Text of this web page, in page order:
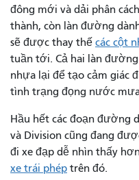
đông mới và dải phân
thành, còn làn đường
sẽ được thay thế các cột
tuần tới. Cả hai làn
nhựa lại để tạo cảm giác
tình trạng đọng nước
Hầu hết các đoạn đường
và Division cũng đang
đi xe đạp dễ nhìn thấy
xe trái phép trên đó.